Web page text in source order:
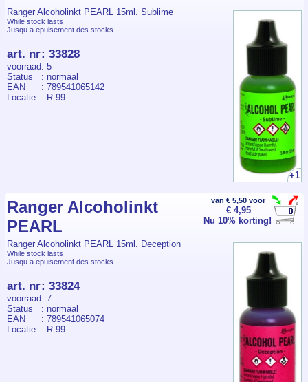
Ranger Alcoholinkt PEARL 15ml. Sublime
+1
While stock lasts
Jusqu a epuisement des stocks
art. nr: 33828
voorraad: 5
Status
: normaal
EAN
: 789541065142
Locatie : R 99
van € 5,50 voor
€ 4,95
Nu 10% korting!
Ranger Alcoholinkt
PEARL
Ranger Alcoholinkt PEARL 15ml. Deception
While stock lasts
Jusqu a epuisement des stocks
art. nr: 33824
voorraad: 7
Status
: normaal
EAN
: 789541065074
Locatie : R 99